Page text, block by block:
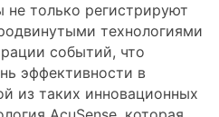
только регистрируют
технологиями
событий, что
эффективности в
из таких инновационных